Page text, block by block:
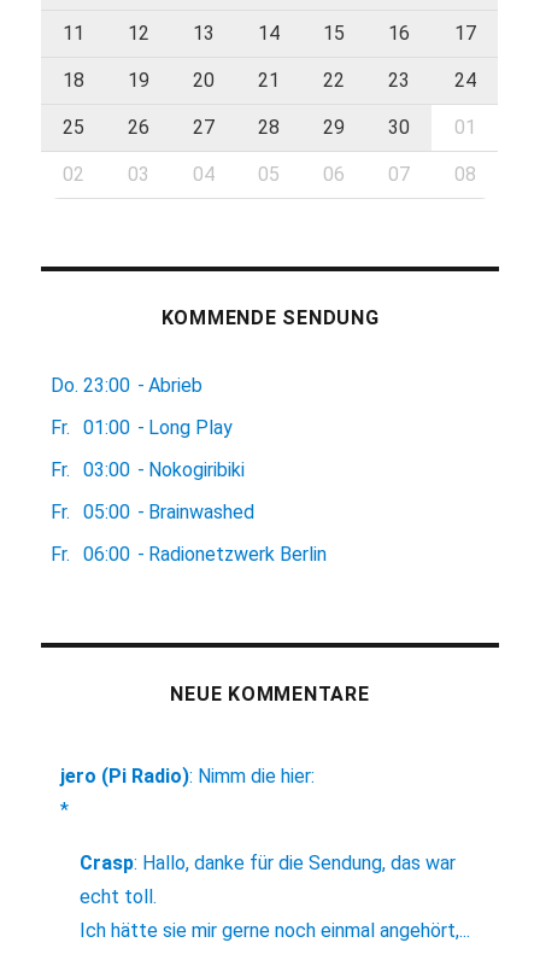
11 12 13 14 15 16 17
18 19 20 21 22 23 24
25 26 27 28 29 30 01
02 03 04 05 06 07 08
KOMMENDE SENDUNG
Do. 23:00 - Abrieb
Fr.
01:00 - Long Play
Fr.
03:00 - Nokogiribiki
Fr.
05:00 - Brainwashed
Fr.
06:00 - Radionetzwerk Berlin
NEUE KOMMENTARE
jero (Pi Radio): Nimm die hier:
*
Crasp: Hallo, danke für die Sendung, das war
echt toll.
Ich hätte sie mir gerne noch einmal angehört,...